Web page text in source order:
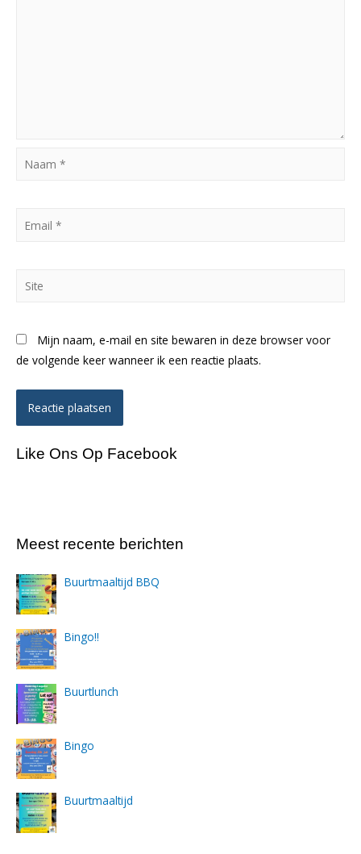
Naam
Mijn naam, e-mail en site bewaren in deze browser voor
de volgende keer wanneer ik een reactie plaats.
Like Ons Op Facebook
Meest recente berichten
Buurtmaaltijd BBQ
Bingo!!
Buurtlunch
Bingo
Buurtmaaltijd